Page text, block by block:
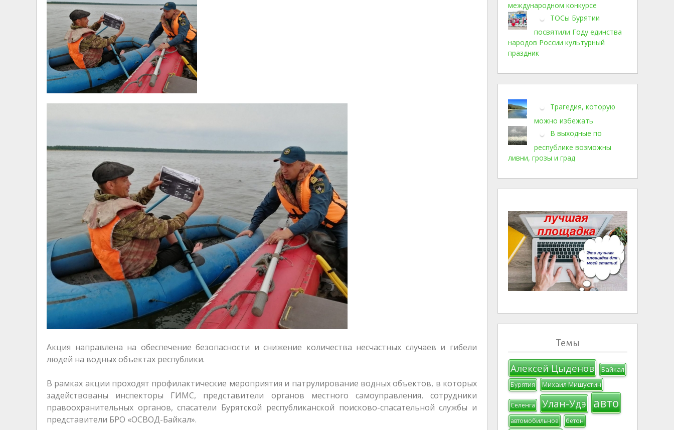
Акция направлена на обеспечение безопасности и снижение количества несчастных случаев и гибели
людей на водных объектах республики.
В рамках акции проходят профилактические мероприятия и патрулирование водных объектов, в которых
задействованы инспекторы ГИМС, представители органов местного самоуправления, сотрудники
правоохранительных органов, спасатели Бурятской республиканской поисково-спасательной службы и
представители БРО «ОСВОД-Байкал».
международном конкурсе
ТОСы Бурятии
посвятили Году единства
народов России культурный
праздник
Трагедия, которую
можно избежать
В выходные по
республике возможны
ливни, грозы и град
Темы
Алексей Цыденов Байкал
Бурятия Михаил Мишустин
Селенга Улан-Удэ авто
автомобильное бетон